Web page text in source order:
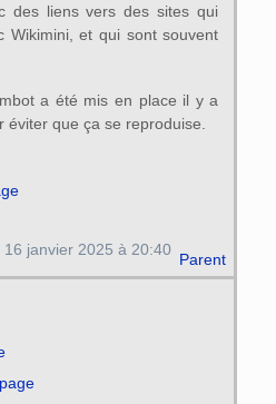
des liens vers des sites qui
Wikimini, et qui sont souvent
a été mis en place il y a
éviter que ça se reproduise.
Parent
16 janvier 2025 à 20:40